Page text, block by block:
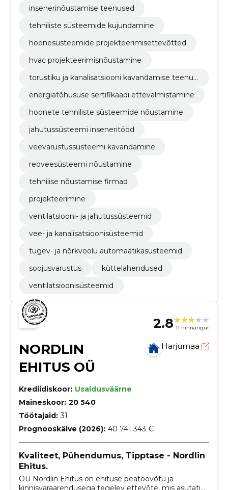
insenerinõustamise teenused
tehniliste süsteemide kujundamine
hoonesüsteemide projekteerimisettevõtted
hvac projekteerimisnõustamine
torustiku ja kanalisatsiooni kavandamise teenus
energiatõhususe sertifikaadi ettevalmistamine
hoonete tehniliste süsteemide nõustamine
jahutussüsteemi inseneritööd
veevarustussüsteemi kavandamine
reoveesüsteemi nõustamine
tehnilise nõustamise firmad
projekteerimine
ventilatsiooni- ja jahutussüsteemid
vee- ja kanalisatsioonisüsteemid
tugev- ja nõrkvoolu automaatikasüsteemid
soojusvarustus
küttelahendused
ventilatsioonisüsteemid
2.8 11 hinnangut
NORDLIN
EHITUS OÜ
Harjumaa
Krediidiskoor: Usaldusväärne
Maineskoor: 20 540
Töötajaid: 31
Prognooskäive (2026): 40 741 343 €
Kvaliteet, Pühendumus, Tipptase - Nordlin
Ehitus.
OÜ Nordlin Ehitus on ehituse peatöövõtu ja
kinnisvaraarendusega tegelev ettevõte, mis asutati